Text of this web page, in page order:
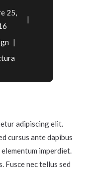
25,
adipiscing elit.
cursus ante dapibus
elementum imperdiet.
Fusce nec tellus sed